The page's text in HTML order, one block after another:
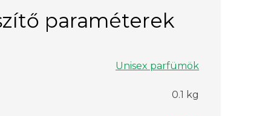
paraméterek
Unisex parfümök
0.1 kg